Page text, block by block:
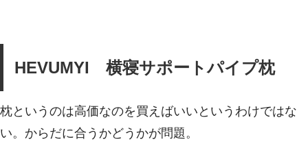
HEVUMYI 横寝サポートパイプ枕
枕というのは高価なのを買えばいいというわけではな
い。からだに合うかどうかが問題。